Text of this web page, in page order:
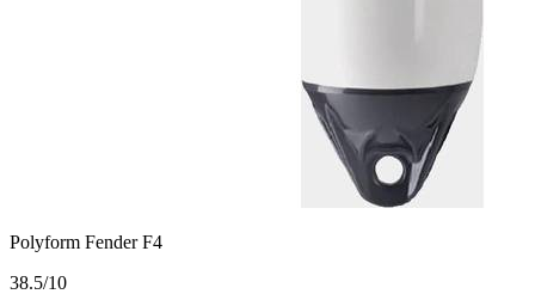
Polyform Fender F4
38.5/10